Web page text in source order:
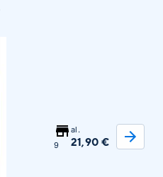
9
al.
21,90 €